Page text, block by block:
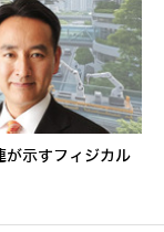
が示すフィジカル